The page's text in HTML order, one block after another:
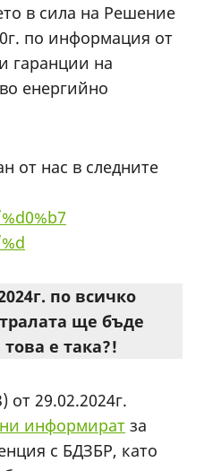
в сила на Решение
по информация от
гаранции на
енергийно
от нас в следните
по всичко
ще бъде
е така?!
29.02.2024г.
информират за
с БДЗБР, като